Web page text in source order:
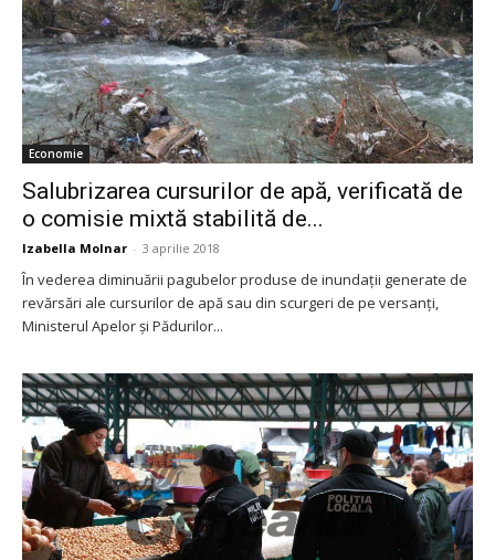
Economie
Salubrizarea cursurilor de apă, verificată de
o comisie mixtă stabilită de...
Izabella Molnar - 3 aprilie 2018
În vederea diminuării pagubelor produse de inundaţii generate de
revărsări ale cursurilor de apă sau din scurgeri de pe versanţi,
Ministerul Apelor şi Pădurilor...